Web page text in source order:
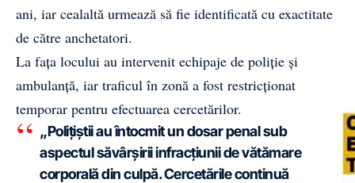
ani, iar cealaltă urmează să fie identificată cu exactitate
de către anchetatori.
La fața locului au intervenit echipaje de poliție și
ambulanță, iar traficul în zonă a fost restricționat
temporar pentru efectuarea cercetărilor.
„Polițiștii au întocmit un dosar penal sub
aspectul săvârșirii infracțiunii de vătămare
corporală din culpă. Cercetările continuă